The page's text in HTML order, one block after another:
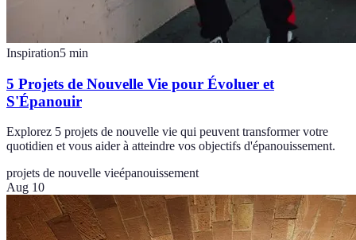
Inspiration5 min
5 Projets de Nouvelle Vie pour Évoluer et
S'Épanouir
Explorez 5 projets de nouvelle vie qui peuvent transformer votre
quotidien et vous aider à atteindre vos objectifs d'épanouissement.
projets de nouvelle vieépanouissement
Aug 10